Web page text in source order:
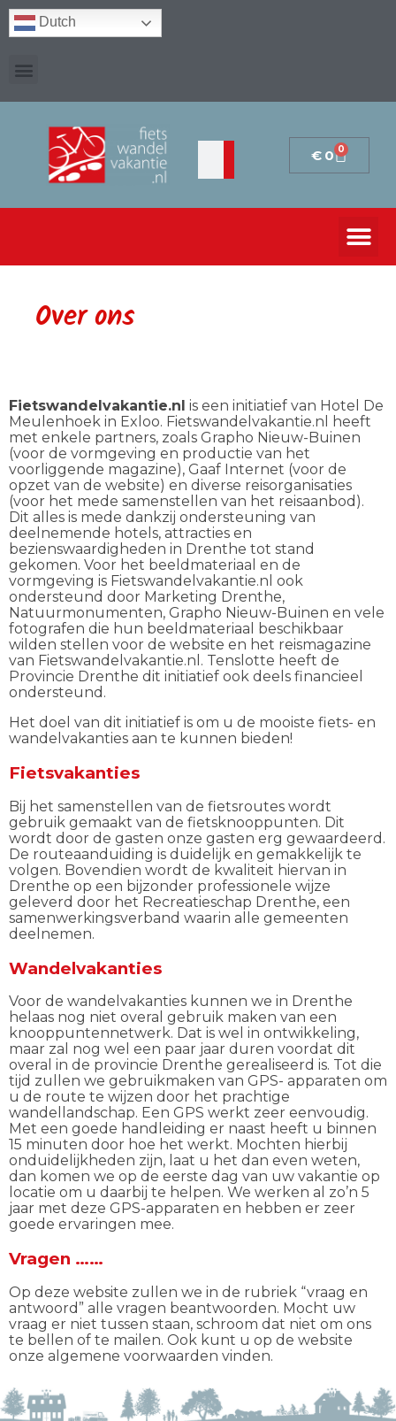
Dutch
€ 0 0
Over ons
Fietswandelvakantie.nl is een initiatief van Hotel De
Meulenhoek in Exloo. Fietswandelvakantie.nl heeft
met enkele partners, zoals Grapho Nieuw-Buinen
(voor de vormgeving en productie van het
voorliggende magazine), Gaaf Internet (voor de
opzet van de website) en diverse reisorganisaties
(voor het mede samenstellen van het reisaanbod).
Dit alles is mede dankzij ondersteuning van
deelnemende hotels, attracties en
bezienswaardigheden in Drenthe tot stand
gekomen. Voor het beeldmateriaal en de
vormgeving is Fietswandelvakantie.nl ook
ondersteund door Marketing Drenthe,
Natuurmonumenten, Grapho Nieuw-Buinen en vele
fotografen die hun beeldmateriaal beschikbaar
wilden stellen voor de website en het reismagazine
van Fietswandelvakantie.nl. Tenslotte heeft de
Provincie Drenthe dit initiatief ook deels financieel
ondersteund.
Het doel van dit initiatief is om u de mooiste fiets- en
wandelvakanties aan te kunnen bieden!
Fietsvakanties
Bij het samenstellen van de fietsroutes wordt
gebruik gemaakt van de fietsknooppunten. Dit
wordt door de gasten onze gasten erg gewaardeerd.
De routeaanduiding is duidelijk en gemakkelijk te
volgen. Bovendien wordt de kwaliteit hiervan in
Drenthe op een bijzonder professionele wijze
geleverd door het Recreatieschap Drenthe, een
samenwerkingsverband waarin alle gemeenten
deelnemen.
Wandelvakanties
Voor de wandelvakanties kunnen we in Drenthe
helaas nog niet overal gebruik maken van een
knooppuntennetwerk. Dat is wel in ontwikkeling,
maar zal nog wel een paar jaar duren voordat dit
overal in de provincie Drenthe gerealiseerd is. Tot die
tijd zullen we gebruikmaken van GPS- apparaten om
u de route te wijzen door het prachtige
wandellandschap. Een GPS werkt zeer eenvoudig.
Met een goede handleiding er naast heeft u binnen
15 minuten door hoe het werkt. Mochten hierbij
onduidelijkheden zijn, laat u het dan even weten,
dan komen we op de eerste dag van uw vakantie op
locatie om u daarbij te helpen. We werken al zo’n 5
jaar met deze GPS-apparaten en hebben er zeer
goede ervaringen mee.
Vragen ……
Op deze website zullen we in de rubriek “vraag en
antwoord” alle vragen beantwoorden. Mocht uw
vraag er niet tussen staan, schroom dat niet om ons
te bellen of te mailen. Ook kunt u op de website
onze algemene voorwaarden vinden.